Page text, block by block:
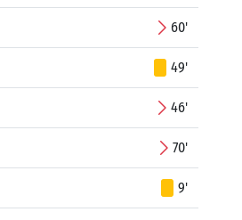
60'
49'
46'
70'
9'